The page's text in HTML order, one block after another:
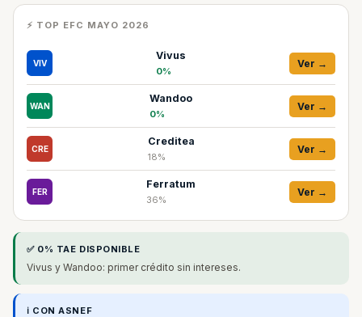
⚡ TOP EFC MAYO 2026
VIV
Vivus
0%
Ver →
WAN
Wandoo
0%
Ver →
CRE
Creditea
18%
Ver →
FER
Ferratum
36%
Ver →
✅ 0% TAE DISPONIBLE
Vivus y Wandoo: primer crédito sin intereses.
ℹ️ CON ASNEF